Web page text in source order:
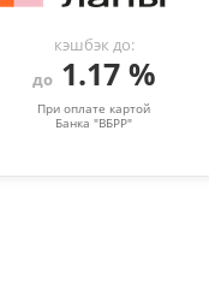
кэшбэк до:
до1.17 %
При оплате картой
Банка "ВБРР"